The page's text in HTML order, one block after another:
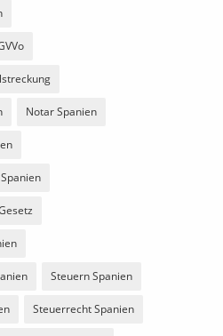
Notar Spanien
Steuern Spanien
Steuerrecht Spanien